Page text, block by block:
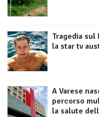
Tragedia sul
la star tv
A Varese
percorso
la salute